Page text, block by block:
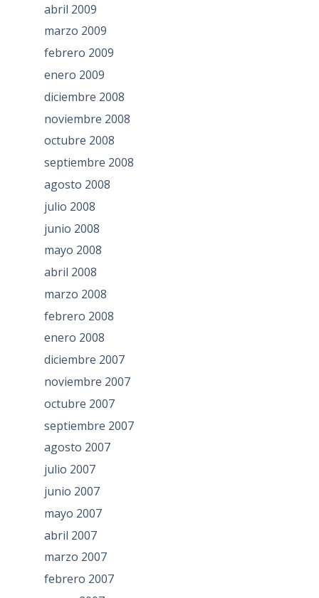
abril 2009
marzo 2009
febrero 2009
enero 2009
diciembre 2008
noviembre 2008
octubre 2008
septiembre 2008
agosto 2008
julio 2008
junio 2008
mayo 2008
abril 2008
marzo 2008
febrero 2008
enero 2008
diciembre 2007
noviembre 2007
octubre 2007
septiembre 2007
agosto 2007
julio 2007
junio 2007
mayo 2007
abril 2007
marzo 2007
febrero 2007